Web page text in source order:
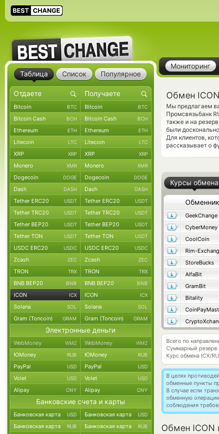
Мониторинг
Обмен
Мы предлагаем
Промсвязьбанк
также и на
были
Для клиентов,
рассказывает о
Курсы обмена
Обменник
GeekChange
CyberMoney
CoolCoin
Rim-
StoreBucks
AlfaBit
GramBit
Bitality
Всего по
Суммарный резерв
Курс обмена ICX/
В целях
обменные пункты
В случае если
обменную
соблюдения
Обмен ICON
Таблица Список Популярное
Bitcoin BTC Bitcoin BTC
Bitcoin Cash BCH Bitcoin Cash BCH
Ethereum ETH Ethereum ETH
Litecoin LTC Litecoin LTC
XRP XRP XRP XRP
Monero XMR Monero XMR
Dogecoin DOGE Dogecoin DOGE
Dash DASH Dash DASH
Tether ERC20 USDT Tether ERC20 USDT
Tether TRC20 USDT Tether TRC20 USDT
Tether BEP20 USDT Tether BEP20 USDT
Tether TON USDT Tether TON USDT
USDC ERC20 USDC USDC ERC20 USDC
Zcash ZEC Zcash ZEC
TRON TRX TRON TRX
BNB BEP20 BNB BNB BEP20 BNB
ICON ICX ICON ICX
Solana SOL Solana SOL
Gram (Toncoin) GRAM Gram (Toncoin) GRAM
Электронные деньги
WebMoney WMZ WebMoney WMZ
ЮMoney RUB ЮMoney RUB
PayPal USD PayPal USD
Volet USD Volet USD
Alipay CNY Alipay CNY
Банковские счета и карты
Банковская карта USD Банковская карта USD
Банковская карта RUB Банковская карта RUB